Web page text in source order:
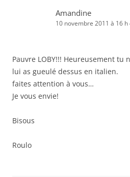
Amandine
10 novembre 2011 à 16 h
Pauvre LOBY!!! Heureusement tu
lui as gueulé dessus en italien.
faites attention à vous…
Je vous envie!
Bisous
Roulo